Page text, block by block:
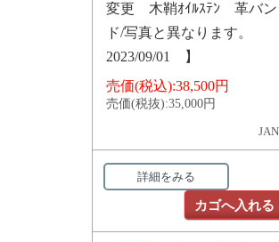
変更 木鞘ｵｲﾙｽﾃﾝ 革バン
ド/写真と異なります。
2023/09/01 】
売価(税込):38,500円
売価(税抜):35,000円
詳細をみる
カゴへ入れる